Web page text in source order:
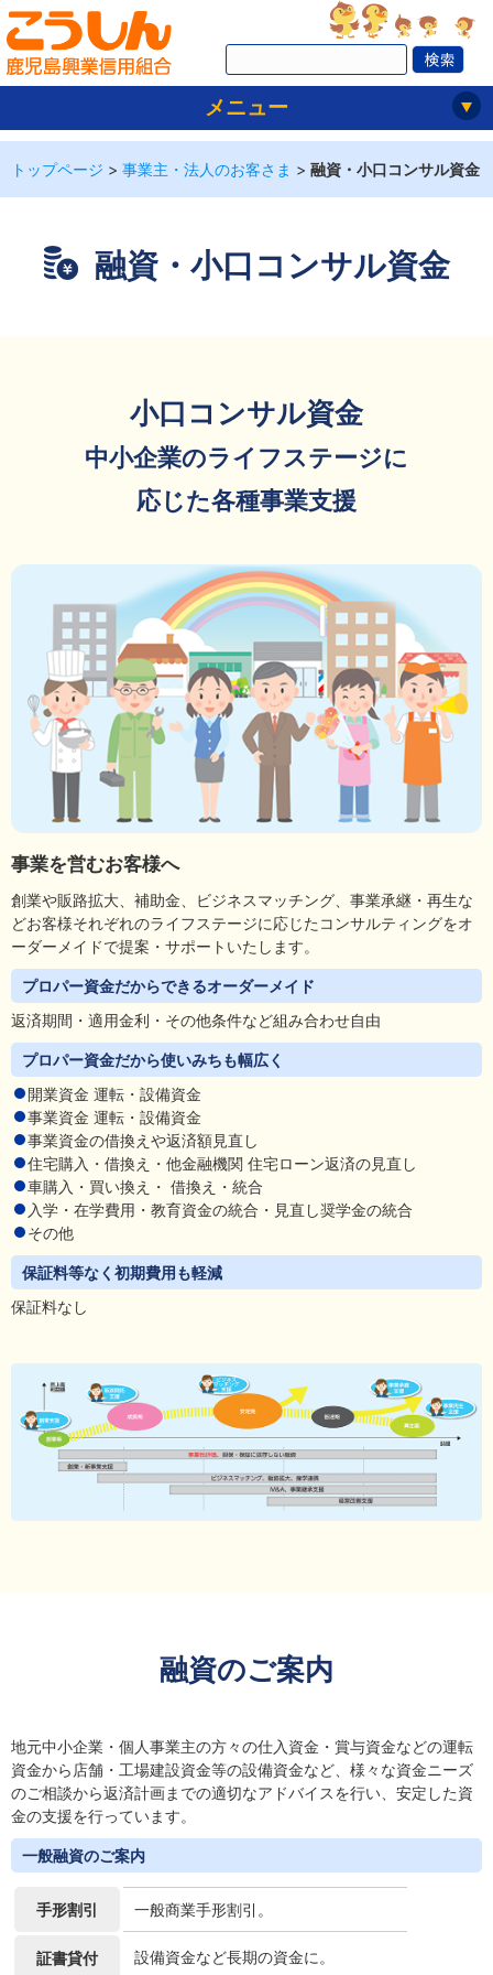
メニュー
トップページ > 事業主・法人のお客さま > 融資・小口コンサル資金
融資・小口コンサル資金
小口コンサル資金
中小企業のライフステージに
応じた各種事業支援
事業を営むお客様へ
創業や販路拡大、補助金、ビジネスマッチング、事業承継・再生な
どお客様それぞれのライフステージに応じたコンサルティングをオ
ーダーメイドで提案・サポートいたします。
プロパー資金だからできるオーダーメイド
返済期間・適用金利・その他条件など組み合わせ自由
プロパー資金だから使いみちも幅広く
開業資金 運転・設備資金
事業資金 運転・設備資金
事業資金の借換えや返済額見直し
住宅購入・借換え・他金融機関 住宅ローン返済の見直し
車購入・買い換え・ 借換え・統合
入学・在学費用・教育資金の統合・見直し奨学金の統合
その他
保証料等なく初期費用も軽減
保証料なし
融資のご案内
地元中小企業・個人事業主の方々の仕入資金・賞与資金などの運転
資金から店舗・工場建設資金等の設備資金など、様々な資金ニーズ
のご相談から返済計画までの適切なアドバイスを行い、安定した資
金の支援を行っています。
一般融資のご案内
手形割引 一般商業手形割引。
証書貸付 設備資金など長期の資金に。